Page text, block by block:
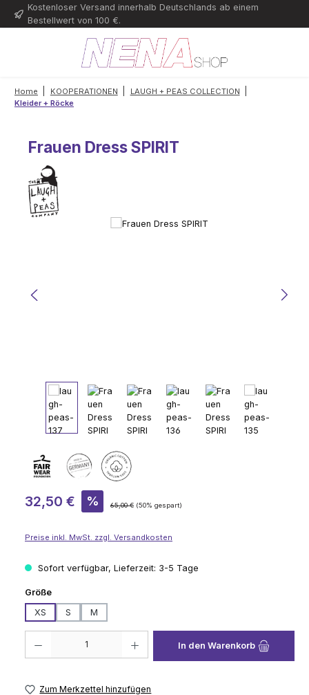
Zum Hauptinhalt springen
Kostenloser Versand innerhalb Deutschlands ab einem
Bestellwert von 100 €.
Home KOOPERATIONEN LAUGH + PEAS COLLECTION
Kleider + Röcke
Frauen Dress SPIRIT
Bildergalerie überspringen
Verkaufspreis:
32,50 € % Regulärer Preis:
65,00 € (50% gespart)
Preise inkl. MwSt. zzgl. Versandkosten
Sofort verfügbar, Lieferzeit: 3-5 Tage
Größeauswählen
XS
S M
In den Warenkorb
Zum Merkzettel hinzufügen